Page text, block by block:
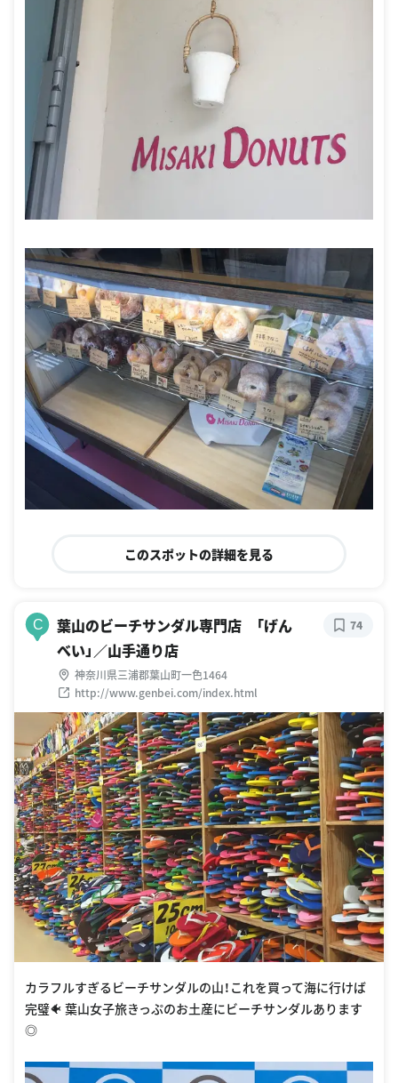
このスポットの詳細を見る
C
葉山のビーチサンダル専門店 「げん
べい」／山手通り店
神奈川県三浦郡葉山町一色1464
http://www.genbei.com/index.html
74
カラフルすぎるビーチサンダルの山！これを買って海に行けば
完璧🐠 葉山女子旅きっぷのお土産にビーチサンダルあります
◎